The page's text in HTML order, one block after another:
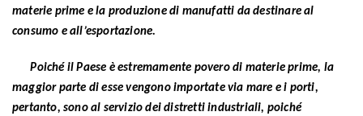
materie prime e la produzione di manufatti da destinare al
consumo e all’esportazione.
Poiché il Paese è estremamente povero di materie prime, la
maggior parte di esse vengono importate via mare e i porti,
pertanto, sono al servizio dei distretti industriali, poiché